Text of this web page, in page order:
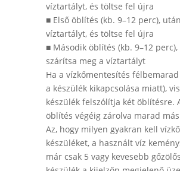
víztartályt, és töltse fel újra
■ Első öblítés (kb. 9–12 perc),
víztartályt, és töltse fel újra
■ Második öblítés (kb. 9–12
szárítsa meg a víztartályt
Ha a vízkőmentesítés
a készülék kikapcsolása miatt),
készülék felszólítja két öblítésre.
öblítés végéig zárolva marad
Az, hogy milyen gyakran kell
készüléket, a használt víz
már csak 5 vagy kevesebb